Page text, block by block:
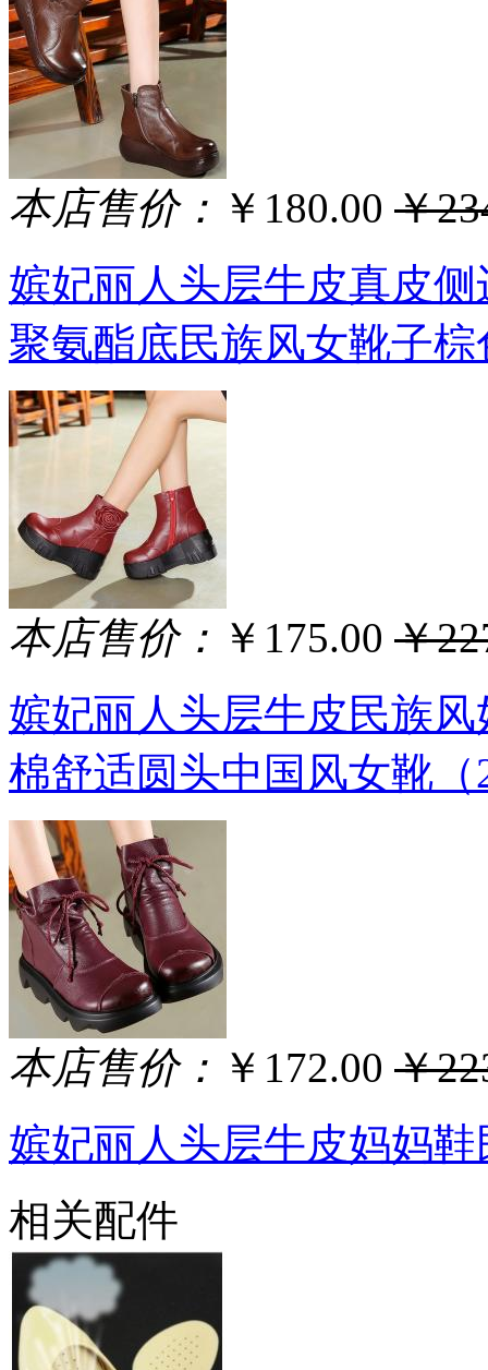
本店售价： ￥180.00 ￥
嫔妃丽人头层牛皮真皮
聚氨酯底民族风女靴子
本店售价： ￥175.00 ￥
嫔妃丽人头层牛皮民族
棉舒适圆头中国风女靴（
本店售价： ￥172.00 ￥
嫔妃丽人头层牛皮妈妈
相关配件